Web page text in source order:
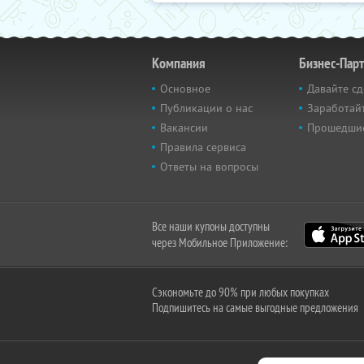
Компания
Основное
Публикации о нас
Вакансии
Правила сервиса
Ответы на вопросы
Бизнес-
Давайте
Все наши купоны доступны
через Мобильное Приложение:
Сэкономьте до 90% при любых покупках
Подпишитесь на самые выгодные предложения